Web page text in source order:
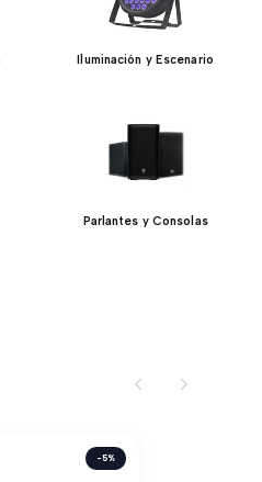
Iluminación y Escenario
Parlantes y Consolas
-5%